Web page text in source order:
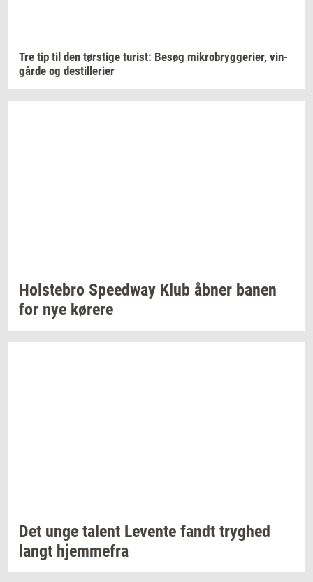
Tre tip til den tørsti­ge turist: Besøg mi­kro­bryg­ge­ri­er, vin­
går­de og destil­le­ri­er
Holste­bro Spe­edway Klub åbner banen
for nye kø­re­re
Det unge ta­lent Le­ven­te fandt tryg­hed
langt hjem­me­fra